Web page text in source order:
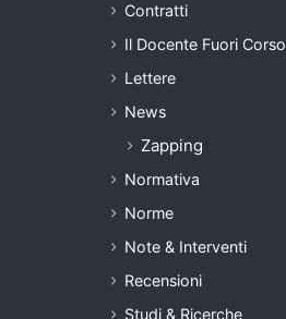
Contratti
Il Docente Fuori Corso
Lettere
News
Zapping
Normativa
Norme
Note & Interventi
Recensioni
Studi & Ricerche